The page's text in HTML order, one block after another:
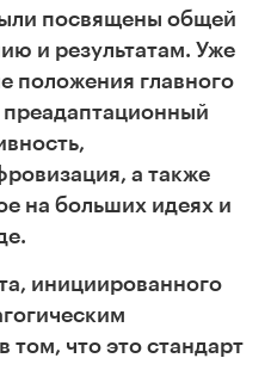
посвящены общей
и результатам. Уже
положения главного
преадаптационный
а также
на больших идеях и
инициированного
том, что это стандарт